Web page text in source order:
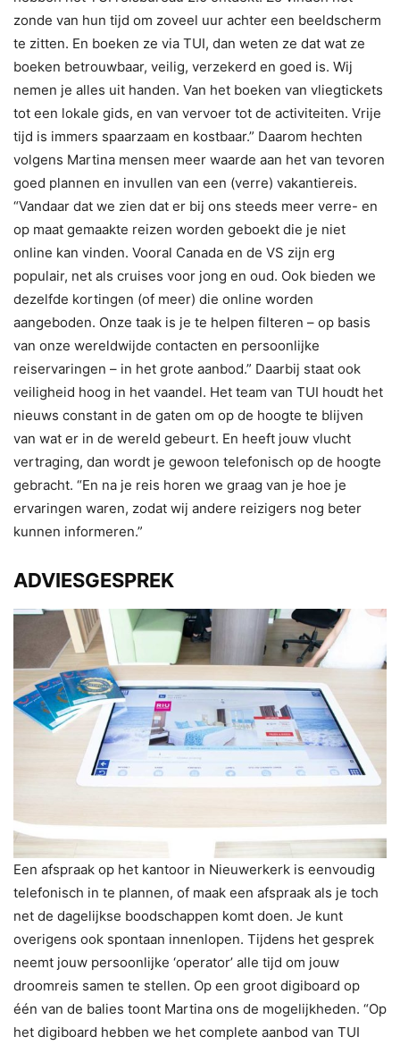
zonde van hun tijd om zoveel uur achter een beeldscherm
te zitten. En boeken ze via TUI, dan weten ze dat wat ze
boeken betrouwbaar, veilig, verzekerd en goed is. Wij
nemen je alles uit handen. Van het boeken van vliegtickets
tot een lokale gids, en van vervoer tot de activiteiten. Vrije
tijd is immers spaarzaam en kostbaar.” Daarom hechten
volgens Martina mensen meer waarde aan het van tevoren
goed plannen en invullen van een (verre) vakantiereis.
“Vandaar dat we zien dat er bij ons steeds meer verre- en
op maat gemaakte reizen worden geboekt die je niet
online kan vinden. Vooral Canada en de VS zijn erg
populair, net als cruises voor jong en oud. Ook bieden we
dezelfde kortingen (of meer) die online worden
aangeboden. Onze taak is je te helpen filteren – op basis
van onze wereldwijde contacten en persoonlijke
reiservaringen – in het grote aanbod.” Daarbij staat ook
veiligheid hoog in het vaandel. Het team van TUI houdt het
nieuws constant in de gaten om op de hoogte te blijven
van wat er in de wereld gebeurt. En heeft jouw vlucht
vertraging, dan wordt je gewoon telefonisch op de hoogte
gebracht. “En na je reis horen we graag van je hoe je
ervaringen waren, zodat wij andere reizigers nog beter
kunnen informeren.”
ADVIESGESPREK
Een afspraak op het kantoor in Nieuwerkerk is eenvoudig
telefonisch in te plannen, of maak een afspraak als je toch
net de dagelijkse boodschappen komt doen. Je kunt
overigens ook spontaan innenlopen. Tijdens het gesprek
neemt jouw persoonlijke ‘operator’ alle tijd om jouw
droomreis samen te stellen. Op een groot digiboard op
één van de balies toont Martina ons de mogelijkheden. “Op
het digiboard hebben we het complete aanbod van TUI